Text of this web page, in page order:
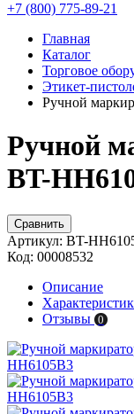
+7 (800) 775-89-21
Главная
Каталог
Торговое
Этикет-
Ручной
Ручной
BT-
Сравнить
Артикул: BT-
Код: 00008532
Описание
Отзывы 0